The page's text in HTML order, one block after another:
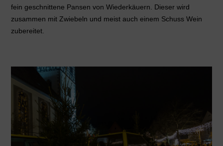
fein geschnittene Pansen von Wiederkäuern. Dieser wird
zusammen mit Zwiebeln und meist auch einem Schuss Wein
zubereitet.